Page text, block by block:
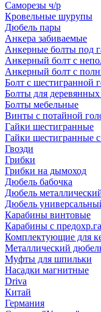
Саморезы ч/р
Кровельные шурупы
Дюбель пары
Анкера забиваемые
Анкерные болты под
Анкерный болт с
Анкерный болт с
Болт с шестигранной
Болты для
Болты мебельные
Винты с потайной
Гайки шестигранные
Гайки шестигранные
Гвозди
Грибки
Грибки на дымоход
Дюбель бабочка
Дюбель
Дюбель
Карабины винтовые
Карабины с
Комплектующие для
Металлический
Муфты для шпильки
Насадки магнитные
Driva
Китай
Германия